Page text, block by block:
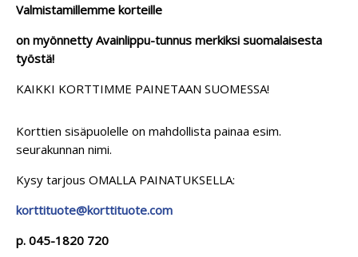
Valmistamillemme korteille
on myönnetty Avainlippu-tunnus merkiksi suomalaisesta
työstä!
KAIKKI KORTTIMME PAINETAAN SUOMESSA!
Korttien sisäpuolelle on mahdollista painaa esim.
seurakunnan nimi.
Kysy tarjous OMALLA PAINATUKSELLA:
korttituote@korttituote.com
p. 045-1820 720